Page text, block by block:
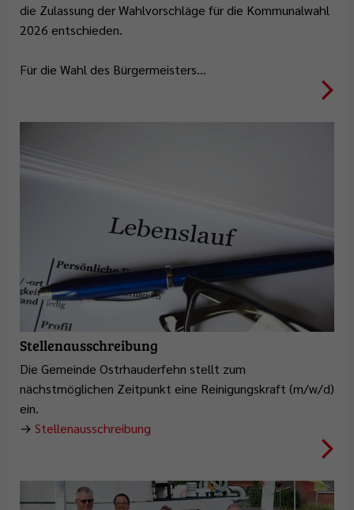
die Zulassung der Wahlvorschläge für die Kommunalwahl
2026 entschieden.
Für die Wahl des Bürgermeisters…
Stellenausschreibung
Die Gemeinde Ostrhauderfehn stellt zum
nächstmöglichen Zeitpunkt eine Reinigungskraft (m/w/d)
ein.
→ Stellenausschreibung